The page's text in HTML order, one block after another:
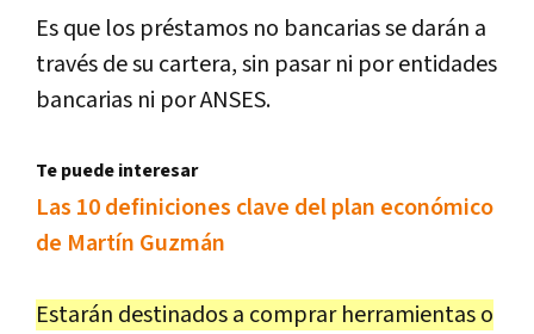
Es que los préstamos no bancarias se darán a
través de su cartera, sin pasar ni por entidades
bancarias ni por ANSES.
Te puede interesar
Las 10 definiciones clave del plan económico
de Martín Guzmán
Estarán destinados a comprar herramientas o